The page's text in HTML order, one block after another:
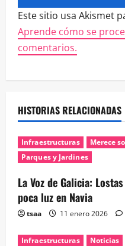
Este sitio usa Akismet
Aprende cómo se
comentarios.
HISTORIAS RELACIONADAS
Infraestructuras Merece
Parques y Jardines
La Voz de Galicia:
poca luz en Navia
tsaa 11 enero 2026
Infraestructuras Noticias